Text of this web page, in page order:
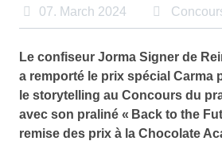
07. March 2024
Le confiseur Jorma Signer de
a remporté le prix spécial Carma
le storytelling au Concours du
avec son praliné « Back to the
remise des prix à la Chocolate